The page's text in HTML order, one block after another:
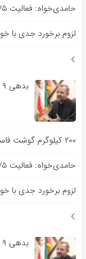
حامدی‌خواه: فعالیت ۷۵درصد مدارس ساوه به صورت دوشیفت است
لزوم برخورد جدی با
بدهی ۹ ماهه تأمین‌اجتماعی به مراکز دیالیز
۲۰۰ کیلوگرم گوشت فاسد و تاریخ‌گذشته در نصیرشهر معدوم شد
حامدی‌خواه: فعالیت ۷۵درصد مدارس ساوه به صورت دوشیفت است
لزوم برخورد جدی با
بدهی ۹ ماهه تأمین‌اجتماعی به مراکز دیالیز